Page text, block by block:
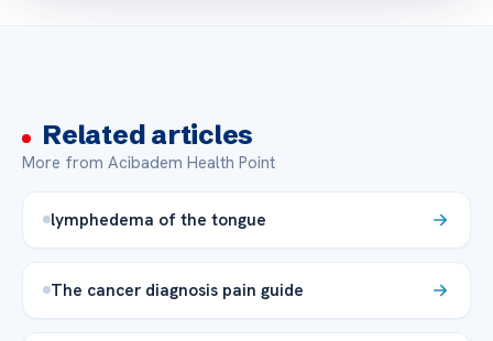
Related articles
More from Acibadem Health Point
lymphedema of the tongue
The cancer diagnosis pain guide